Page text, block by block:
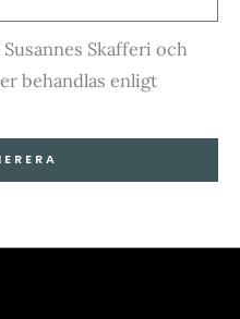
eSkafferi och
behandlas enligt